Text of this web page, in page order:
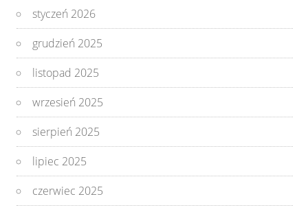
styczeń 2026
grudzień 2025
listopad 2025
wrzesień 2025
sierpień 2025
lipiec 2025
czerwiec 2025